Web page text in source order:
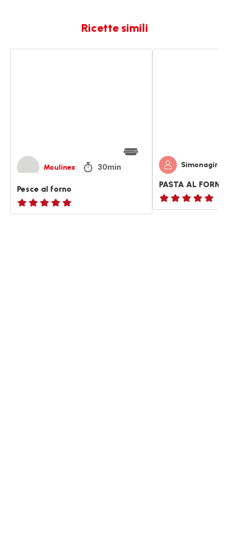
Ricette simili
Moulinex 30min
Pesce al forno
ratings.NaN
Simonagir
PASTA AL FORNO
ratings.NaN